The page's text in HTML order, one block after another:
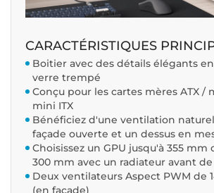
CARACTÉRISTIQUES
Boitier avec des détails élégants
verre trempé
Conçu pour les cartes mères ATX /
mini ITX
Bénéficiez d'une ventilation
façade ouverte et un dessus en
Choisissez un GPU jusqu'à 355 mm
300 mm avec un radiateur avant
Deux ventilateurs Aspect PWM de
(en façade)